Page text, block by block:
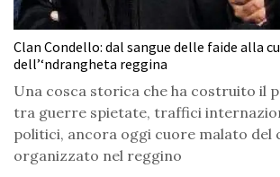
Clan Condello: dal sangue delle faide alla
dell’‘ndrangheta reggina
Una cosca storica che ha costruito il
tra guerre spietate, traffici
politici, ancora oggi cuore malato del
organizzato nel reggino